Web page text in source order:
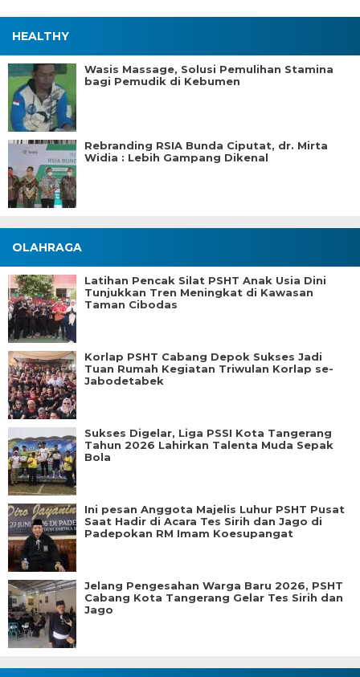
HEALTHY
Wasis Massage, Solusi Pemulihan Stamina
bagi Pemudik di Kebumen
Rebranding RSIA Bunda Ciputat, dr. Mirta
Widia : Lebih Gampang Dikenal
OLAHRAGA
Latihan Pencak Silat PSHT Anak Usia Dini
Tunjukkan Tren Meningkat di Kawasan
Taman Cibodas
Korlap PSHT Cabang Depok Sukses Jadi
Tuan Rumah Kegiatan Triwulan Korlap se-
Jabodetabek
Sukses Digelar, Liga PSSI Kota Tangerang
Tahun 2026 Lahirkan Talenta Muda Sepak
Bola
Ini pesan Anggota Majelis Luhur PSHT Pusat
Saat Hadir di Acara Tes Sirih dan Jago di
Padepokan RM Imam Koesupangat
Jelang Pengesahan Warga Baru 2026, PSHT
Cabang Kota Tangerang Gelar Tes Sirih dan
Jago